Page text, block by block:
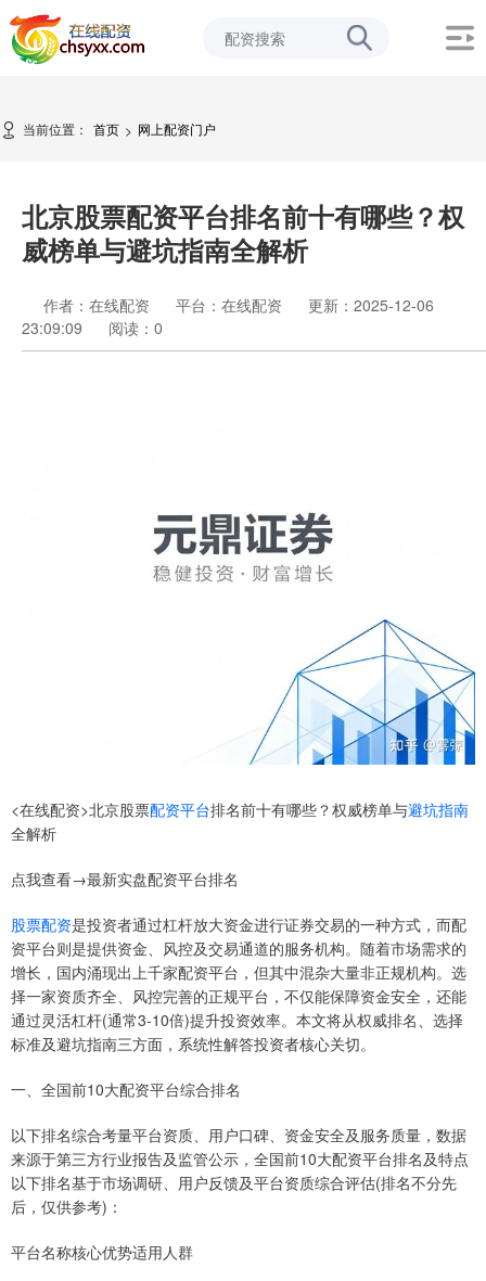
当前位置： 首页 > 网上配资门户
北京股票配资平台排名前十有哪些？权
威榜单与避坑指南全解析
作者：在线配资 平台：在线配资
更新：2025-12-06
23:09:09
阅读： 0
<在线配资>北京股票配资平台排名前十有哪些？权威榜单与避坑指南
全解析
点我查看→最新实盘配资平台排名
股票配资是投资者通过杠杆放大资金进行证券交易的一种方式，而配
资平台则是提供资金、风控及交易通道的服务机构。随着市场需求的
增长，国内涌现出上千家配资平台，但其中混杂大量非正规机构。选
择一家资质齐全、风控完善的正规平台，不仅能保障资金安全，还能
通过灵活杠杆(通常3-10倍)提升投资效率。本文将从权威排名、选择
标准及避坑指南三方面，系统性解答投资者核心关切。
一、全国前10大配资平台综合排名
以下排名综合考量平台资质、用户口碑、资金安全及服务质量，数据
来源于第三方行业报告及监管公示，全国前10大配资平台排名及特点
以下排名基于市场调研、用户反馈及平台资质综合评估(排名不分先
后，仅供参考)：
平台名称核心优势适用人群